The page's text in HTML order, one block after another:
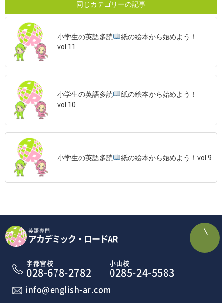
同じカテゴリーの記事
小学生の英語多読
紙の絵本から始めよう！
vol.11
小学生の英語多読
紙の絵本から始めよう！
vol.10
小学生の英語多読 紙の絵本から始めよう！vol.9
英語専門
アカデミック・ロードAR
宇都宮校
028-678-2782
小山校
0285-24-5583
info@english-ar.com